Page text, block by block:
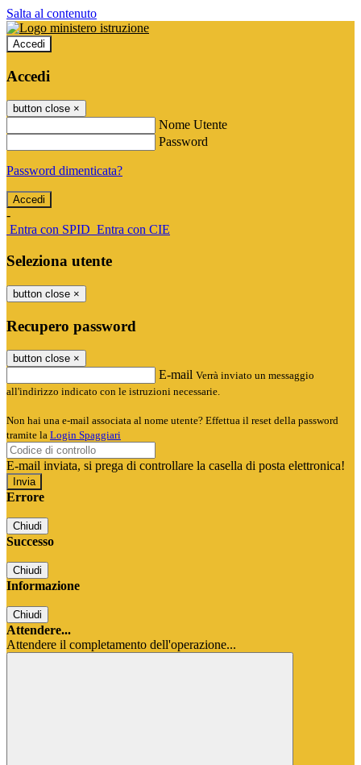
Salta al contenuto
Accedi
Accedi
button close ×
Nome Utente
Password
Password dimenticata?
-
Entra con SPID Entra con CIE
Seleziona utente
button close ×
Recupero password
button close ×
E-mail Verrà inviato un messaggio
all'indirizzo indicato con le istruzioni necessarie.
Non hai una e-mail associata al nome utente? Effettua il reset della password
tramite la Login Spaggiari
E-mail inviata, si prega di controllare la casella di posta elettronica!
Errore
Chiudi
Successo
Chiudi
Informazione
Chiudi
Attendere...
Attendere il completamento dell'operazione...